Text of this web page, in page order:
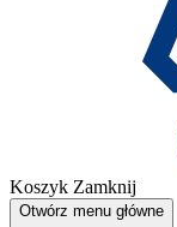
Koszyk Zamknij
Otwórz menu główne